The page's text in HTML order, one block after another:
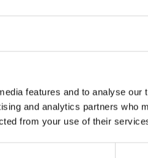
features and to analyse our
and analytics partners who
from your use of their